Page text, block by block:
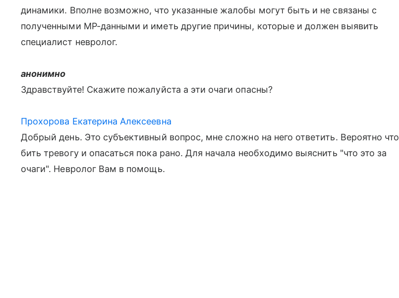
динамики. Вполне возможно, что указанные жалобы могут быть и не связаны с
полученными МР-данными и иметь другие причины, которые и должен выявить
специалист невролог.
анонимно
Здравствуйте! Скажите пожалуйста а эти очаги опасны?
Прохорова Екатерина Алексеевна
Добрый день. Это субъективный вопрос, мне сложно на него ответить. Вероятно что
бить тревогу и опасаться пока рано. Для начала необходимо выяснить "что это за
очаги". Невролог Вам в помощь.